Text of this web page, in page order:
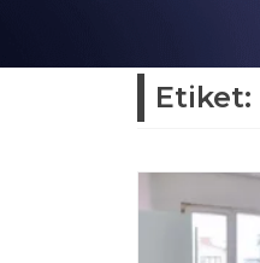
Etiket: